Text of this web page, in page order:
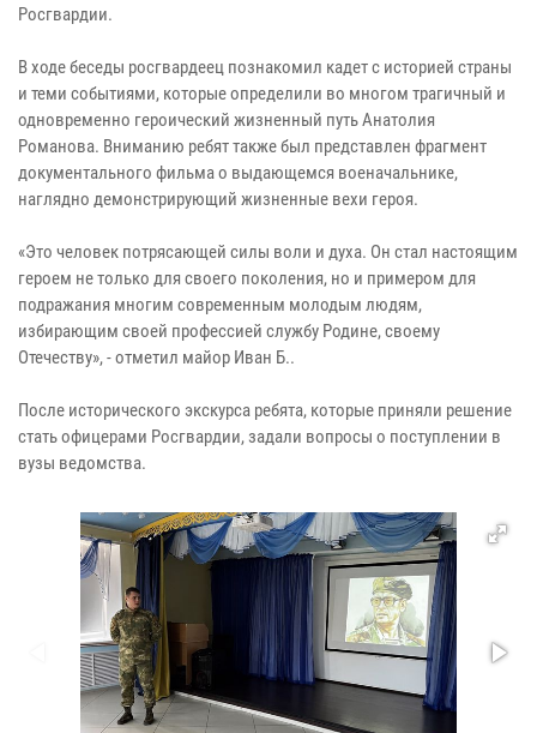
Росгвардии.
В ходе беседы росгвардеец познакомил кадет с историей страны
и теми событиями, которые определили во многом трагичный и
одновременно героический жизненный путь Анатолия
Романова. Вниманию ребят также был представлен фрагмент
документального фильма о выдающемся военачальнике,
наглядно демонстрирующий жизненные вехи героя.
«Это человек потрясающей силы воли и духа. Он стал настоящим
героем не только для своего поколения, но и примером для
подражания многим современным молодым людям,
избирающим своей профессией службу Родине, своему
Отечеству», - отметил майор Иван Б..
После исторического экскурса ребята, которые приняли решение
стать офицерами Росгвардии, задали вопросы о поступлении в
вузы ведомства.